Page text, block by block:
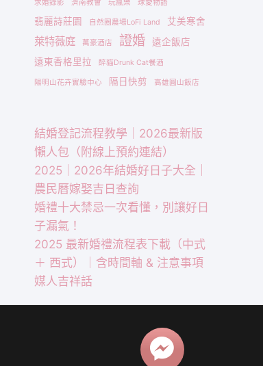
求婚錄影 濟南教會 玩瘋樂 球愛物語
翡麗詩莊園 自然圈農場LoFi Land 艾美寒舍
萊特薇庭 萬豪酒店 證婚
遠企飯店
遠東香格里拉
醉貓Drunk Cat餐酒
陽明山花卉實驗中心 隔日快剪 高雄圓山飯店
結婚登記流程教學｜2026最新版
懶人包（附線上預約連結）
2025｜2026年結婚好日子大全｜
農民曆嫁娶吉日查詢
婚禮十大禁忌一次看懂，別讓好日
子漏氣！
2025 最新婚禮流程表下載（中式
＋ 西式）｜含時間軸 & 注意事項
媒人吉祥話